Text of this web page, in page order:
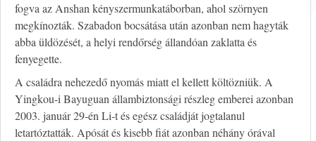
fogva az Anshan kényszermunkatáborban, ahol szörnyen
megkínozták. Szabadon bocsátása után azonban nem hagyták
abba üldözését, a helyi rendőrség állandóan zaklatta és
fenyegette.
A családra nehezedő nyomás miatt el kellett költözniük. A
Yingkou-i Bayuguan állambiztonsági részleg emberei azonban
2003. január 29-én Li-t és egész családját jogtalanul
letartóztatták. Apósát és kisebb fiát azonban néhány órával